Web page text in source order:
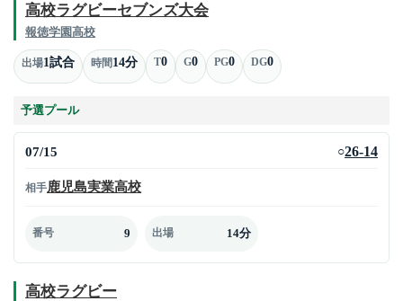
高校ラグビーセブンズ大会
報徳学園高校
出場1試合 時間14分 T0 G0 PG0 DG0
予選プール
07/15 ○26-14
相手鹿児島実業高校
番号 9 出場 14分
高校ラグビー